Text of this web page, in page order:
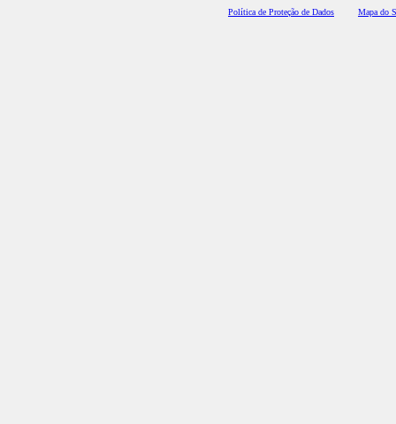
Política de Proteção de Dados Mapa do